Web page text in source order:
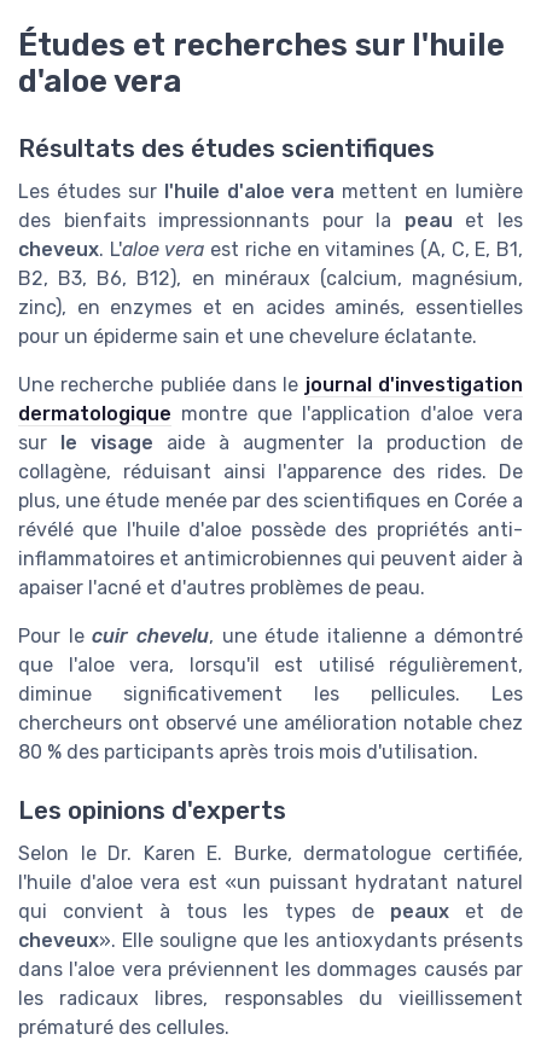
Études et recherches sur l'huile
d'aloe vera
Résultats des études scientifiques
Les études sur l'huile d'aloe vera mettent en lumière
des bienfaits impressionnants pour la peau et les
cheveux. L'aloe vera est riche en vitamines (A, C, E, B1,
B2, B3, B6, B12), en minéraux (calcium, magnésium,
zinc), en enzymes et en acides aminés, essentielles
pour un épiderme sain et une chevelure éclatante.
Une recherche publiée dans le journal d'investigation
dermatologique montre que l'application d'aloe vera
sur le visage aide à augmenter la production de
collagène, réduisant ainsi l'apparence des rides. De
plus, une étude menée par des scientifiques en Corée a
révélé que l'huile d'aloe possède des propriétés anti-
inflammatoires et antimicrobiennes qui peuvent aider à
apaiser l'acné et d'autres problèmes de peau.
Pour lecuir chevelu, une étude italienne a démontré
que l'aloe vera, lorsqu'il est utilisé régulièrement,
diminue significativement les pellicules. Les
chercheurs ont observé une amélioration notable chez
80 % des participants après trois mois d'utilisation.
Les opinions d'experts
Selon le Dr. Karen E. Burke, dermatologue certifiée,
l'huile d'aloe vera est «un puissant hydratant naturel
qui convient à tous les types de peauxet de
cheveux». Elle souligne que les antioxydants présents
dans l'aloe vera préviennent les dommages causés par
les radicaux libres, responsables du vieillissement
prématuré des cellules.